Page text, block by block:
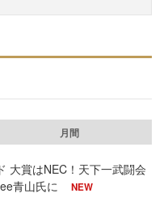
月間
大賞はNEC！天下一武闘会
青山氏に
NEW